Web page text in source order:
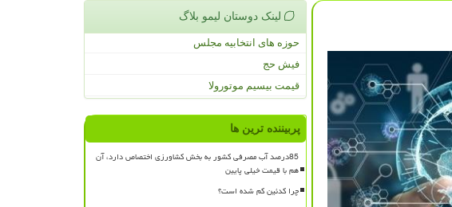
لینک دوستان لیمو بلاگ
حوزه های انتخابیه مجلس
فیش حج
قیمت بیسیم موتورولا
پربیننده ترین ها
85درصد آب مصرفی کشور به بخش کشاورزی اختصاص دارد، آن
هم با قیمت خیلی پایین
چرا کدئین کم شده است؟